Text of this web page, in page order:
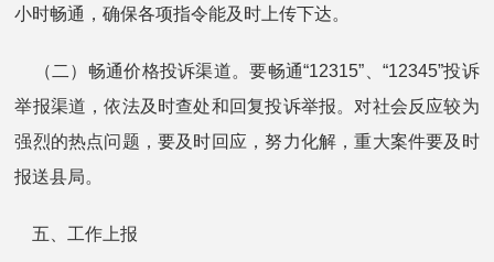
小时畅通，确保各项指令能及时上传下达。
（二）畅通价格投诉渠道。要畅通“12315”、“12345”投诉
举报渠道，依法及时查处和回复投诉举报。对社会反应较为
强烈的热点问题，要及时回应，努力化解，重大案件要及时
报送县局。
五、工作上报